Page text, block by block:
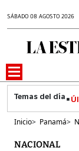
SÁBADO 08 AGOSTO 2026
Inicio> Panamá>
NACIONAL